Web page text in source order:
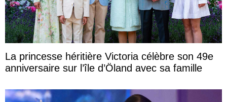
La princesse héritière Victoria célèbre son 49e
anniversaire sur l’île d’Öland avec sa famille